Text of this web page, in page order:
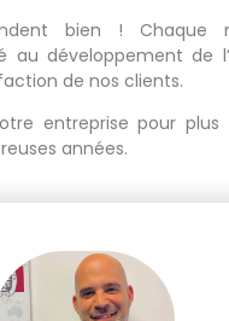
bien ! Chaque
au développement de
de nos clients.
entreprise pour
années.